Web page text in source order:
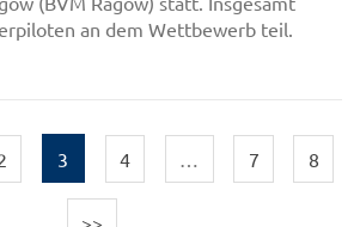
an dem Wettbewerb teil.
3 4 7 8